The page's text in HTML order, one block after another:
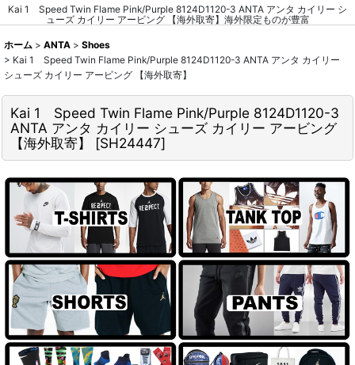
Kai 1 Speed Twin Flame Pink/Purple 8124D1120-3 ANTA アンタ カイリー シ
ューズ カイリー アービング 【海外取寄】海外限定ものが豊富
ホーム > ANTA > Shoes
> Kai 1 Speed Twin Flame Pink/Purple 8124D1120-3 ANTA アンタ カイリー
シューズ カイリー アービング 【海外取寄】
Kai 1 Speed Twin Flame Pink/Purple 8124D1120-3
ANTA アンタ カイリー シューズ カイリー アービング
【海外取寄】
[SH24447]